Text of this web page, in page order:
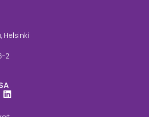
Helsinki
2